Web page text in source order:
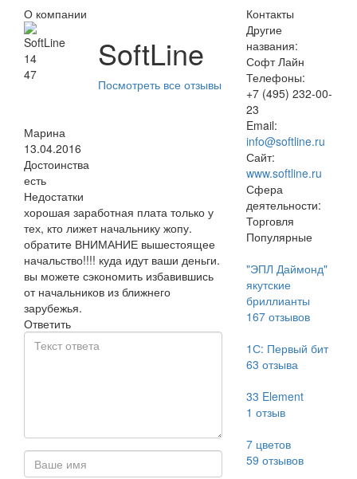
О компании
14
47
SoftLine
Посмотреть все отзывы
Марина
13.04.2016
Достоинства
есть
Недостатки
хорошая заработная плата только у
тех, кто лижет начальнику жопу.
обратите ВНИМАНИЕ вышестоящее
начальство!!!! куда идут ваши деньги.
вы можете сэкономить избавившись
от начальников из ближнего
зарубежья.
Ответить
Контакты
Другие
названия:
Софт Лайн
Телефоны:
+7 (495) 232-00-
23
Email:
info@softline.ru
Сайт:
www.softline.ru
Сфера
деятельности:
Торговля
Популярные
"ЭПЛ Даймонд"
якутские
бриллианты
167отзывов
1С: Первый бит
63 отзыва
33 Element
1 отзыв
7 цветов
59 отзывов